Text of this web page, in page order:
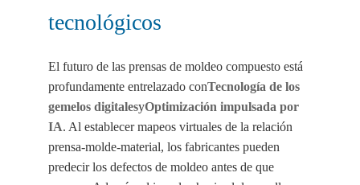
tecnológicos
El futuro de las prensas de moldeo compuesto está
profundamente entrelazado conTecnología de los
gemelos digitalesyOptimización impulsada por
IA. Al establecer mapeos virtuales de la relación
prensa-molde-material, los fabricantes pueden
predecir los defectos de moldeo antes de que